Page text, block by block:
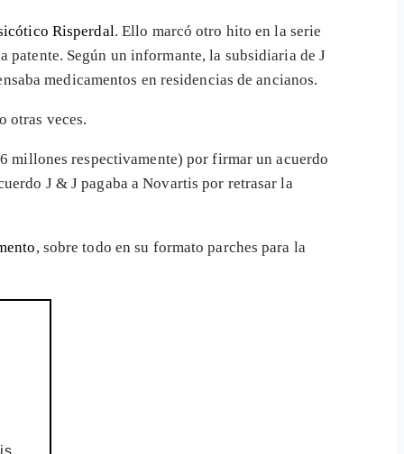
Risperdal. Ello marcó otro hito en la serie
patente. Según un informante, la subsidiaria de J
medicamentos en residencias de ancianos.
otras veces.
millones respectivamente) por firmar un acuerdo
J & J pagaba a Novartis por retrasar la
, sobre todo en su formato parches para la